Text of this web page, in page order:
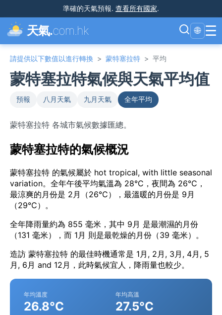
準確的天氣預報. 查看所有國家.
天氣.com.hk 🌐 ☰
請提供以下數值以進行轉換 > 蒙特塞拉特 > 平均
蒙特塞拉特氣候與天氣平均值
預報 八月天氣 九月天氣 全年平均
蒙特塞拉特 各城市氣候數據匯總。
蒙特塞拉特的氣候概況
蒙特塞拉特 的氣候屬於 hot tropical, with little seasonal
variation。全年午後平均氣溫為 28°C，夜間為 26°C，
最涼爽的月份是 2月（26°C），最溫暖的月份是 9月
（29°C）。
全年降雨量約為 855 毫米，其中 9月 是最潮濕的月份
（131 毫米），而 1月 則是最乾燥的月份（39 毫米）。
造訪 蒙特塞拉特 的最佳時機通常是 1月, 2月, 3月, 4月, 5
月, 6月 and 12月，此時氣候宜人，降雨量也較少。
年均溫度
26.8°C
年均高溫
27.5°C